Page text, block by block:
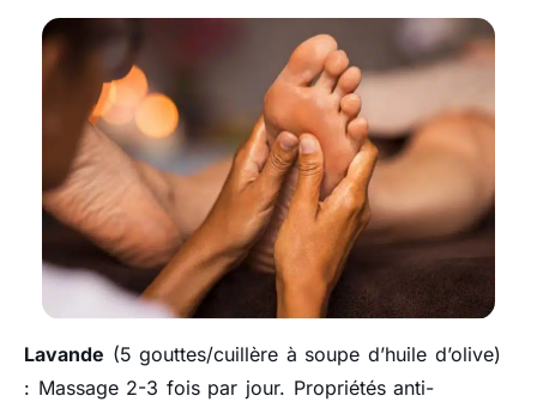
Lavande (5 gouttes/cuillère à soupe d’huile d’olive)
: Massage 2-3 fois par jour. Propriétés anti-